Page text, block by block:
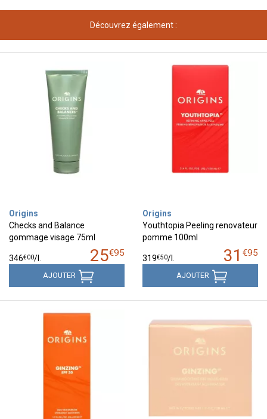
Découvrez également :
Origins
Checks and Balance
gommage visage 75ml
25€95
346€00/
AJOUTER
Origins
Youthtopia Peeling renovateur
pomme 100ml
31 €95
319€50/
AJOUTER